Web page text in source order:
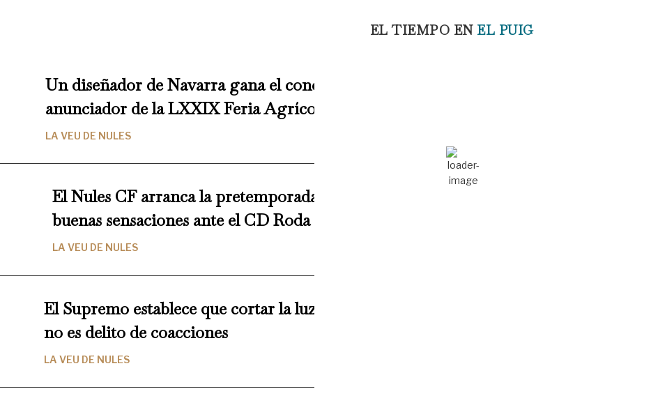
Un diseñador de Navarra gana el concurso del cartel
anunciador de la LXXIX Feria Agrícola de Nules
LA VEU DE NULES
El Nules CF arranca la pretemporada con una goleada y
buenas sensaciones ante el CD Roda
LA VEU DE NULES
El Supremo establece que cortar la luz y el agua a un okupa
no es delito de coacciones
LA VEU DE NULES
EL TIEMPO EN EL PUIG
Muy Nuboso
Ráfagas de viento: